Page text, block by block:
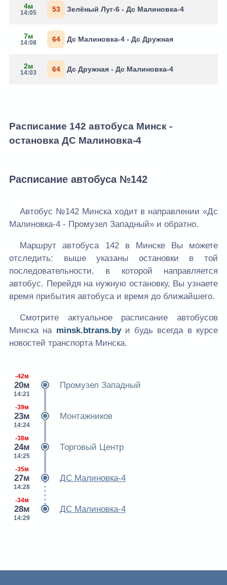
4м
14:05 53 Зелёный Луг-6 - Дс Малиновка-4
7м
14:08 64 Дс Малиновка-4 - Дс Дружная
2м
14:03 64 Дс Дружная - Дс Малиновка-4
Расписание 142 автобуса Минск -
остановка ДС Малиновка-4
Расписание автобуса №142
Автобус №142 Минска ходит в направлении «Дс
Малиновка-4 - Промузел Западный» и обратно.
Маршрут автобуса 142 в Минске Вы можете
отследить: выше указаны остановки в той
последовательности, в которой направляется
автобус. Перейдя на нужную остановку, Вы узнаете
время прибытия автобуса и время до ближайшего.
Смотрите актуальное расписание автобусов
Минска на minsk.btrans.byи будь всегда в курсе
новостей транспорта Минска.
-42м
20м
14:21
Промузел Западный
-39м
23м
14:24
Монтажников
-38м
24м
14:25
Торговый Центр
-35м
27м
14:28
ДС Малиновка-4
-34м
28м
14:29
ДС Малиновка-4